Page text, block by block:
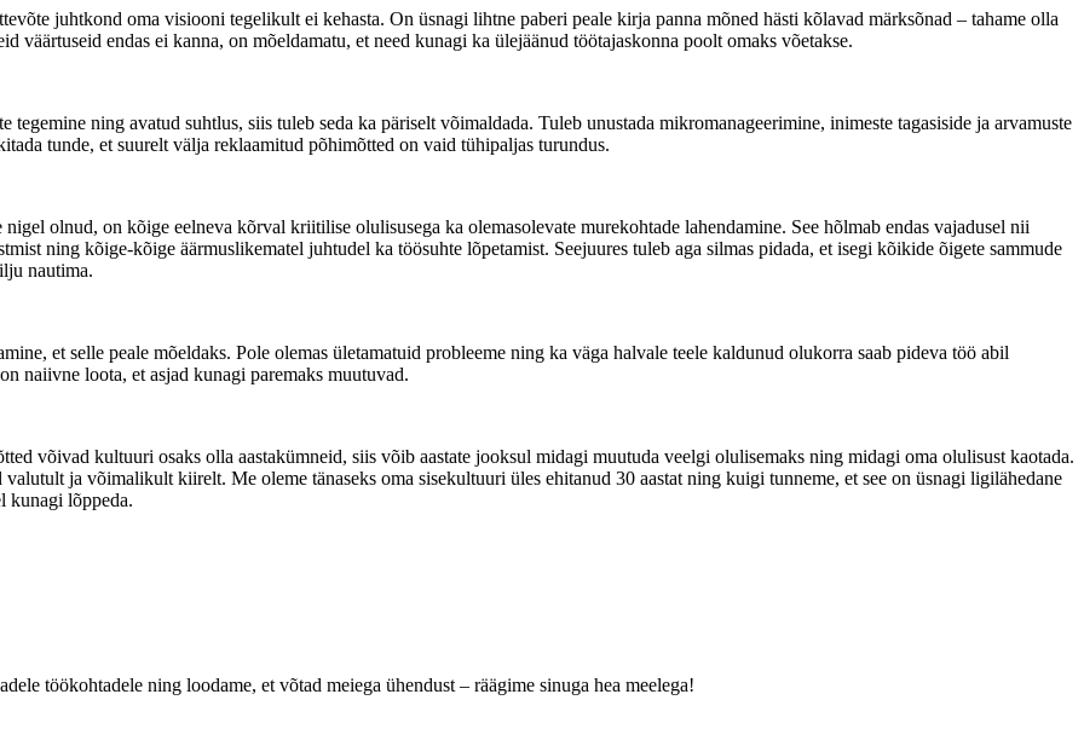
juhtkond oma visiooni tegelikult ei kehasta. On üsnagi lihtne paberi peale kirja panna mõned hästi kõlavad märksõnad – tahame olla
väärtuseid endas ei kanna, on mõeldamatu, et need kunagi ka ülejäänud töötajaskonna poolt omaks võetakse.
tegemine ning avatud suhtlus, siis tuleb seda ka päriselt võimaldada. Tuleb unustada mikromanageerimine, inimeste tagasiside ja arvamuste
tunde, et suurelt välja reklaamitud põhimõtted on vaid tühipaljas turundus.
olnud, on kõige eelneva kõrval kriitilise olulisusega ka olemasolevate murekohtade lahendamine. See hõlmab endas vajadusel nii
ning kõige-kõige äärmuslikematel juhtudel ka töösuhte lõpetamist. Seejuures tuleb aga silmas pidada, et isegi kõikide õigete sammude
nautima.
et selle peale mõeldaks. Pole olemas ületamatuid probleeme ning ka väga halvale teele kaldunud olukorra saab pideva töö abil
naiivne loota, et asjad kunagi paremaks muutuvad.
võivad kultuuri osaks olla aastakümneid, siis võib aastate jooksul midagi muutuda veelgi olulisemaks ning midagi oma olulisust kaotada.
ja võimalikult kiirelt. Me oleme tänaseks oma sisekultuuri üles ehitanud 30 aastat ning kuigi tunneme, et see on üsnagi ligilähedane
kunagi lõppeda.
töökohtadele ning loodame, et võtad meiega ühendust – räägime sinuga hea meelega!